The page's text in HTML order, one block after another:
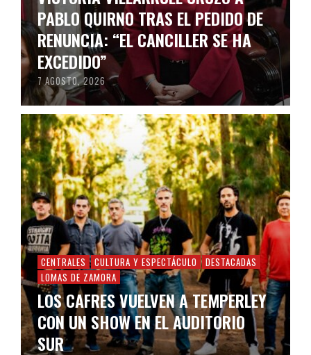
PABLO QUIRNO TRAS EL PEDIDO DE
RENUNCIA: “EL CANCILLER SE HA
EXCEDIDO”
7 AGOSTO, 2026
CENTRALES CULTURA Y ESPECTÁCULO
DESTACADAS
LOMAS DE ZAMORA
LOS CAFRES VUELVEN A TEMPERLEY
CON UN SHOW EN EL AUDITORIO
SUR